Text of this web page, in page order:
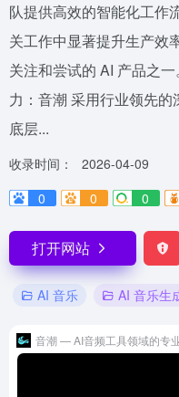
队提供高效的智能化工作
关工作中显著提升生产效
关注和尝试的 AI 产品之
力：音潮 采用行业领先
底层...
收录时间：
2026-04-09
0
0 0
打开网站
AI 音乐 AI 音乐生
音潮 — AI音频工具领域的专